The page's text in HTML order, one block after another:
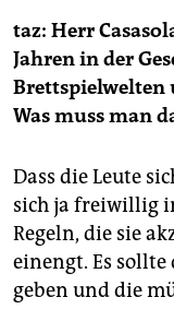
abo
genossenschaft
epaper login
taz: Herr
Jahren in der
Brettspielwelten
Was muss man
Dass die Leute
sich ja freiwillig
Regeln, die sie
einengt. Es sollte
geben und die